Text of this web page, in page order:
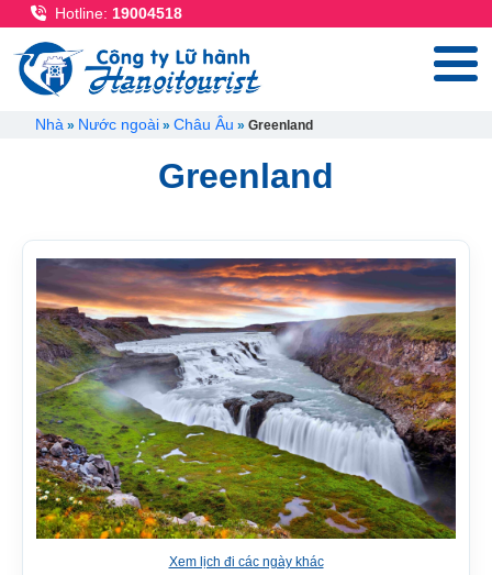
Hotline: 19004518
Breadcrumb
Nhà Nước ngoài Châu Âu Greenland
Greenland
Xem lịch đi các ngày khác